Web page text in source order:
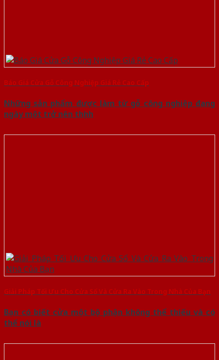
Báo Giá Cửa Gỗ Công Nghiệp Giá Rẻ Cao Cấp
Những sản phẩm được làm từ gỗ công nghiệp đang
ngày một trở nên thịnh
Giải Pháp Tối Ưu Cho Cửa Sổ Và Cửa Ra Vào Trong Nhà Của Bạn
Bạn có biết cửa một bộ phận không thể thiếu và có
thể nói là